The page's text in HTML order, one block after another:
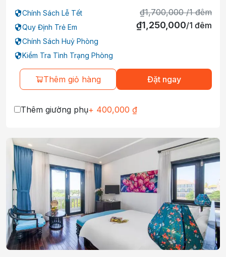
Chính Sách Lễ Tết
Quy Định Trẻ Em
Chính Sách Huỷ Phòng
Kiểm Tra Tình Trạng Phòng
₫1,700,000 /1 đêm
₫1,250,000/1 đêm
Thêm giỏ hàng Đặt ngay
Thêm giường phụ+ 400,000 ₫